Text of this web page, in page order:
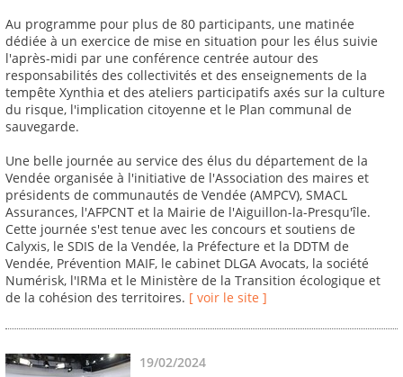
Au programme pour plus de 80 participants, une matinée
dédiée à un exercice de mise en situation pour les élus suivie
l'après-midi par une conférence centrée autour des
responsabilités des collectivités et des enseignements de la
tempête Xynthia et des ateliers participatifs axés sur la culture
du risque, l'implication citoyenne et le Plan communal de
sauvegarde.
Une belle journée au service des élus du département de la
Vendée organisée à l'initiative de l'Association des maires et
présidents de communautés de Vendée (AMPCV), SMACL
Assurances, l'AFPCNT et la Mairie de l'Aiguillon-la-Presqu'île.
Cette journée s'est tenue avec les concours et soutiens de
Calyxis, le SDIS de la Vendée, la Préfecture et la DDTM de
Vendée, Prévention MAIF, le cabinet DLGA Avocats, la société
Numérisk, l'IRMa et le Ministère de la Transition écologique et
de la cohésion des territoires. [ voir le site ]
19/02/2024